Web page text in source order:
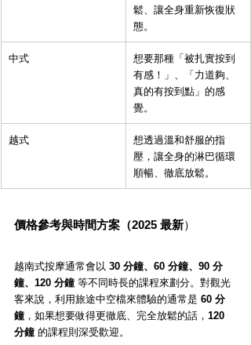
鬆、讓全身重新恢復狀
態。
中式
想要那種「被扎實按到
有感！」、「力道夠、
真的有按到點」的感
覺。
越式
想透過溫和舒服的指
壓，讓全身的淋巴循環
順暢、徹底放鬆。
價格參考與時間方案（2025 最新）
越南式按摩通常會以 30 分鐘、60 分鐘、90 分
鐘、120 分鐘 等不同時長的課程來劃分。對觀光
客來說，利用旅途中空檔來體驗的通常是 60 分
鐘 ，如果想要做得更徹底、完全放鬆的話， 120
分鐘 的課程則深受歡迎。